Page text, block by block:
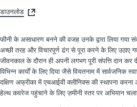
डाउनलोड
फीनी के असाधारण बनने की वजह उनके द्वारा लिया
अच्छी तरह और विचारपूर्ण ढंग से पूरा करने के लिए उठाए
जीवनकाल के दौरान ही अपनी लगभग पूरी संपत्ति दान कर
विभिन्न कार्यों के लिए दिया जैसे वियतनाम में सार्वजनिक
दक्षिण अफ्रीका में एचआईवी क्लीनिक्स की स्थापना
हेल्थ कवरेज पहुंचाने के लिए ज़मीनी स्तर पर अभियान